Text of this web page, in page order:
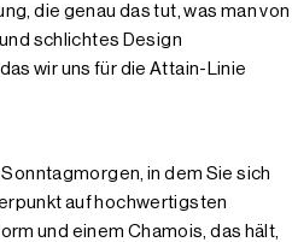
die genau das tut, was man von
schlichtes Design
wir uns für die Attain-Linie
in dem Sie sich
auf hochwertigsten
und einem Chamois, das hält,